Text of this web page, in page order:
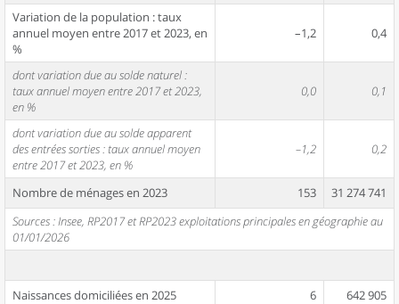
Variation de la population : taux
annuel moyen entre 2017 et 2023, en
%
–1,2 0,4
dont variation due au solde naturel :
taux annuel moyen entre 2017 et 2023,
en %
0,0 0,1
dont variation due au solde apparent
des entrées sorties : taux annuel moyen
entre 2017 et 2023, en %
–1,2 0,2
Nombre de ménages en 2023 153
31 274 741
Sources : Insee, RP2017 et RP2023 exploitations principales en géographie au
01/01/2026
Naissances domiciliées en 2025 6
642 905